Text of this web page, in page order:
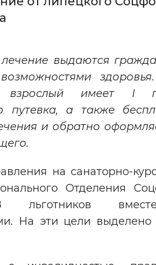
между буквами
Цвет сайта
Инверсивный
Синий фон
Выключены
Звуковой ассистент
выдаются
взрослый имеет I
путевка, а также
и обратно
на санаторно-
Отделения
льготников
На эти цели выделено